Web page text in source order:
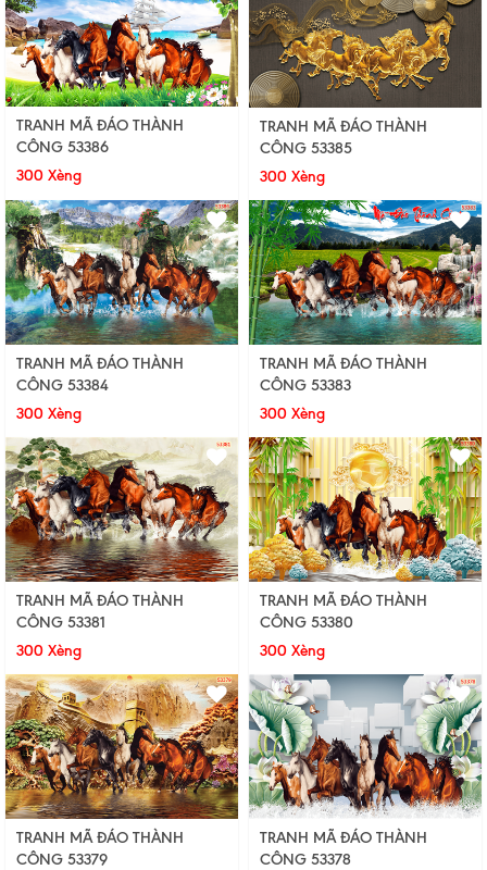
TRANH MÃ ĐÁO THÀNH
CÔNG 53386
300 Xèng
TRANH MÃ ĐÁO THÀNH
CÔNG 53385
300 Xèng
TRANH MÃ ĐÁO THÀNH
CÔNG 53384
300 Xèng
TRANH MÃ ĐÁO THÀNH
CÔNG 53383
300 Xèng
TRANH MÃ ĐÁO THÀNH
CÔNG 53381
300 Xèng
TRANH MÃ ĐÁO THÀNH
CÔNG 53380
300 Xèng
TRANH MÃ ĐÁO THÀNH
CÔNG 53379
TRANH MÃ ĐÁO THÀNH
CÔNG 53378